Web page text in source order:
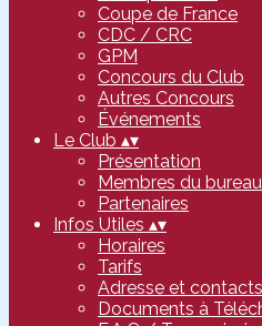
Coupe de France
CDC / CRC
GPM
Concours du Club
Autres Concours
Événements
Le Club ▴▾
Présentation
Membres du bureau
Partenaires
Infos Utiles ▴▾
Horaires
Tarifs
Adresse et contacts
Documents à